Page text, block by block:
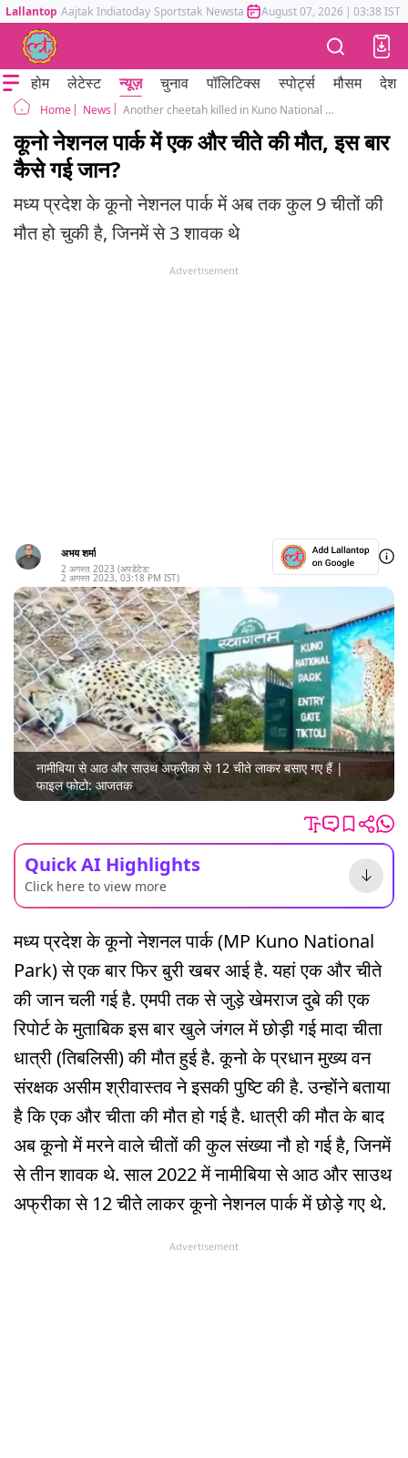
Lallantop Aajtak Indiatoday Sportstak Newstak Mumbai Tak Astrotak
August 07, 2026 | 03:38 IST
होम लेटेस्ट न्यूज़ चुनाव पॉलिटिक्स स्पोर्ट्स मौसम देश
Home News Another cheetah killed in Kuno National Park, death toll rises to six
कूनो नेशनल पार्क में एक और चीते की मौत, इस बार
कैसे गई जान?
मध्य प्रदेश के कूनो नेशनल पार्क में अब तक कुल 9 चीतों की
मौत हो चुकी है, जिनमें से 3 शावक थे
Advertisement
अभय शर्मा
2 अगस्त 2023 (अपडेटेड:
2 अगस्त 2023, 03:18 PM IST)
नामीबिया से आठ और साउथ अफ्रीका से 12 चीते लाकर बसाए गए हैं |
फाइल फोटो: आजतक
Quick AI Highlights
Click here to view more
मध्य प्रदेश के कूनो नेशनल पार्क (MP Kuno National
Park) से एक बार फिर बुरी खबर आई है. यहां एक और चीते
की जान चली गई है. एमपी तक से जुड़े खेमराज दुबे की एक
रिपोर्ट के मुताबिक इस बार खुले जंगल में छोड़ी गई मादा चीता
धात्री (तिबलिसी) की मौत हुई है. कूनो के प्रधान मुख्य वन
संरक्षक असीम श्रीवास्तव ने इसकी पुष्टि की है. उन्होंने बताया
है कि एक और चीता की मौत हो गई है. धात्री की मौत के बाद
अब कूनो में मरने वाले चीतों की कुल संख्या नौ हो गई है, जिनमें
से तीन शावक थे. साल 2022 में नामीबिया से आठ और साउथ
अफ्रीका से 12 चीते लाकर कूनो नेशनल पार्क में छोड़े गए थे.
Advertisement